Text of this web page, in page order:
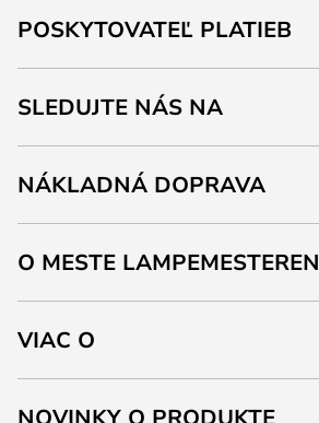
POSKYTOVATEĽ PLATIEB
SLEDUJTE NÁS NA
NÁKLADNÁ DOPRAVA
O MESTE LAMPEMESTEREN
VIAC O
NOVINKY O PRODUKTE